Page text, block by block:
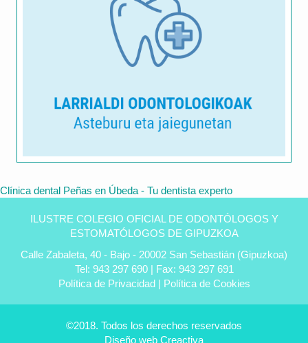
Clínica dental Peñas en Úbeda - Tu dentista experto
ILUSTRE COLEGIO OFICIAL DE ODONTÓLOGOS Y
ESTOMATÓLOGOS DE GIPUZKOA
Calle Zabaleta, 40 - Bajo - 20002 San Sebastián (Gipuzkoa)
Tel: 943 297 690 | Fax: 943 297 691
Política de Privacidad| Política de Cookies
©2018. Todos los derechos reservados
Diseño web Creactiva